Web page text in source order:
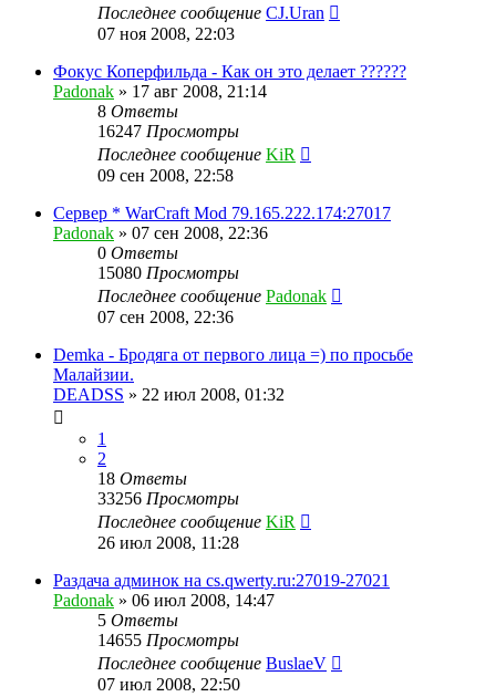
Последнее сообщение CJ.Uran
07 ноя 2008, 22:03
Фокус Коперфильда - Как он это делает ??????
Padonak » 17 авг 2008, 21:14
8 Ответы
16247 Просмотры
Последнее сообщение KiR
09 сен 2008, 22:58
Сервер * WarCraft Mod 79.165.222.174:27017
Padonak » 07 сен 2008, 22:36
0 Ответы
15080 Просмотры
Последнее сообщение Padonak
07 сен 2008, 22:36
Demka - Бродяга от первого лица =) по просьбе
Малайзии.
DEADSS » 22 июл 2008, 01:32
1
2
18 Ответы
33256 Просмотры
Последнее сообщение KiR
26 июл 2008, 11:28
Раздача админок на cs.qwerty.ru:27019-27021
Padonak » 06 июл 2008, 14:47
5 Ответы
14655 Просмотры
Последнее сообщение BuslaeV
07 июл 2008, 22:50